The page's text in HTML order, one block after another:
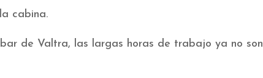
cabina.
de Valtra, las largas horas de trabajo ya no son